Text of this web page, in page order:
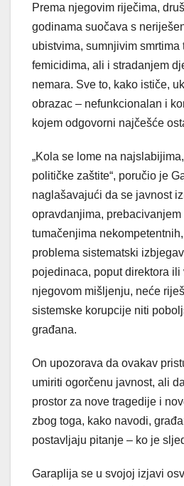
Prema njegovim riječima,
godinama suočava s
ubistvima, sumnjivim smrtima
femicidima, ali i stradanjem
nemara. Sve to, kako ističe,
obrazac – nefunkcionalan i
kojem odgovorni najčešće
„Kola se lome na
političke zaštite“, poručio je
naglašavajući da se javnost
opravdanjima, prebacivanjem
tumačenjima
problema sistematski
pojedinaca, poput direktora ili
njegovom mišljenju, neće
sistemske korupcije niti
građana.
On upozorava da ovakav
umiriti ogorčenu javnost, ali
prostor za nove tragedije i
zbog toga, kako navodi,
postavljaju pitanje – ko je
Garaplija se u svojoj izjavi